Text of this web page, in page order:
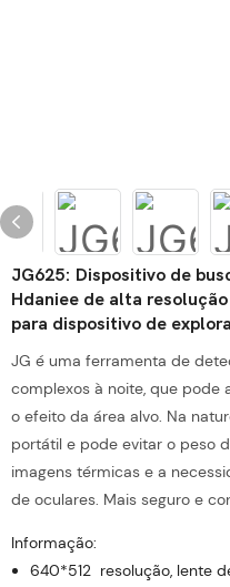
JG625: Dispositivo de
Hdaniee de alta
para dispositivo de
JG é uma ferramenta de
complexos à noite, que pode
o efeito da área alvo. Na
portátil e pode evitar o peso
imagens térmicas e a
de oculares. Mais seguro e
Informação:
640*512 resolução, lente